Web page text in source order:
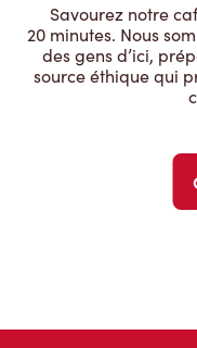
Savourez notre
20 minutes. Nous
des gens d’ici,
source éthique qui